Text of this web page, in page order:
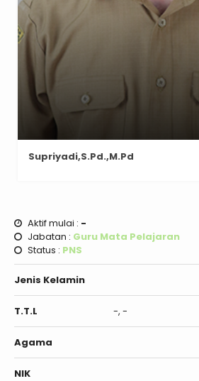
Supriyadi,S.Pd.,M.Pd
Aktif mulai : -
Jabatan : Guru Mata Pelajaran
Status : PNS
Jenis Kelamin
T.T.L -, -
Agama
NIK